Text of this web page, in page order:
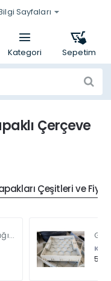
Sayfaları
Çerçeve
Çeşitleri ve
Gömme Rögar Kapağı - Seramik - Fayans Ve Mermer Zeminlerde - Gizli Çerçeve Kapak Çift Kulplu 45 X 45
KDV